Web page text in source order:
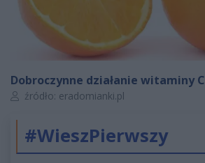
Dobroczynne działanie witaminy C
Autor artykułu:
źródło: eradomianki.pl
#WieszPierwszy